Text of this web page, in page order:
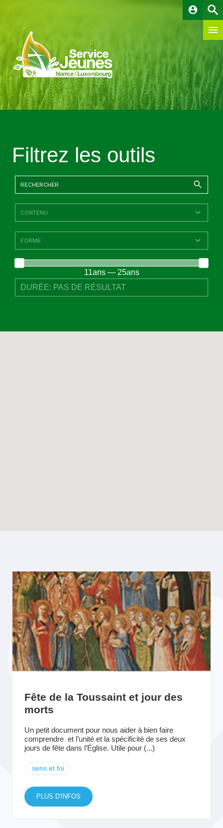
account_circle
Filtrez les outils
11ans — 25ans
Fête de la Toussaint et jour des
morts
Un petit document pour nous aider à bien faire
comprendre et l’unité et la spécificité de ses deux
jours de fête dans l’Église. Utile pour (...)
sens et foi
PLUS D'INFOS